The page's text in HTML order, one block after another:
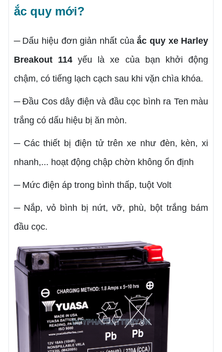
ắc quy mới?
─ Dấu hiệu đơn giản nhất củaắc quy xe Harley
Breakout 114yếu là xe của bạn khởi động
chậm, có tiếng lạch cạch sau khi vặn chìa khóa.
─ Đầu Cos dây điện và đầu cọc bình ra Ten màu
trắng có dấu hiệu bị ăn mòn.
─ Các thiết bị điện tử trên xe như đèn, kèn, xi
nhanh,... hoạt động chập chờn không ổn định
─ Mức điện áp trong bình thấp, tuột Volt
─ Nắp, vỏ bình bị nứt, vỡ, phù, bột trắng bám
đầu cọc.